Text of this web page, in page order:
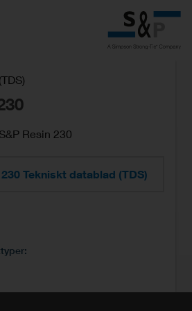
Resin 230
Tekniskt datablad (TDS)